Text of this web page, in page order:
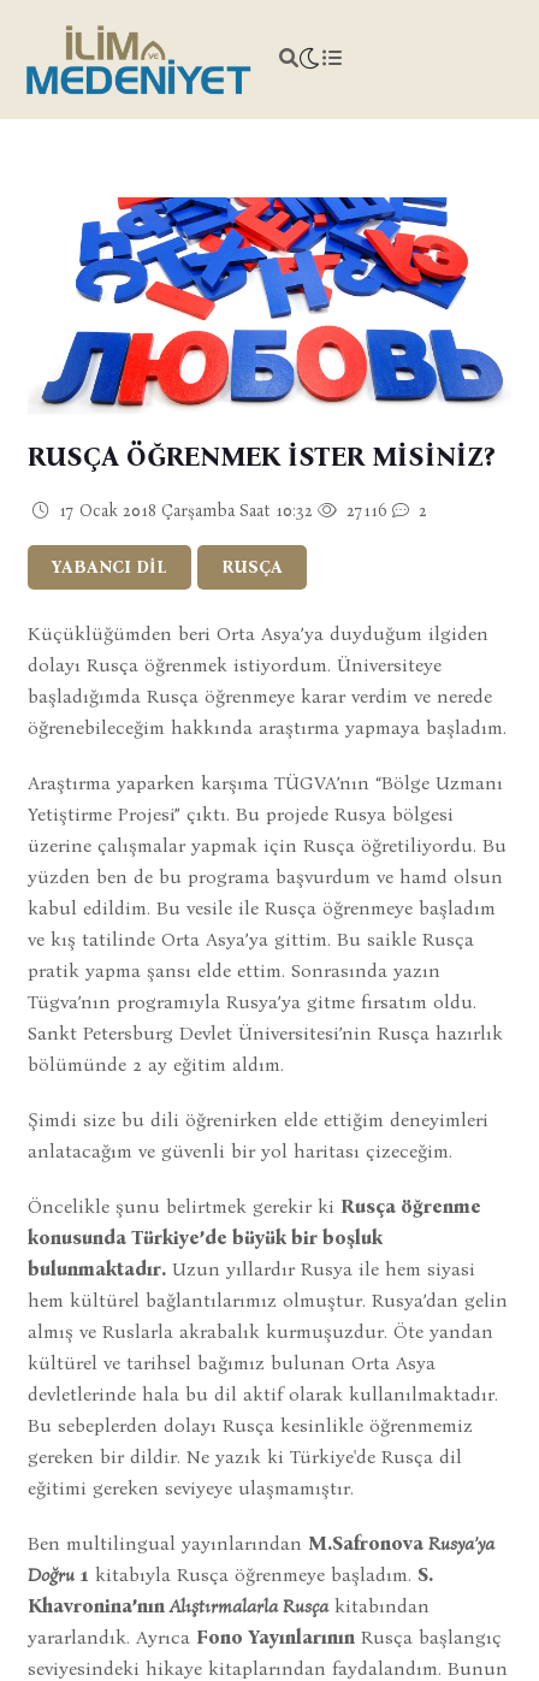
RUSÇA ÖĞRENMEK İSTER MİSİNİZ?
17 Ocak 2018 Çarşamba Saat 10:32 27116 2
YABANCI DİL RUSÇA
Küçüklüğümden beri Orta Asya’ya duyduğum ilgiden
dolayı Rusça öğrenmek istiyordum. Üniversiteye
başladığımda Rusça öğrenmeye karar verdim ve nerede
öğrenebileceğim hakkında araştırma yapmaya başladım.
Araştırma yaparken karşıma TÜGVA’nın “Bölge Uzmanı
Yetiştirme Projesi” çıktı. Bu projede Rusya bölgesi
üzerine çalışmalar yapmak için Rusça öğretiliyordu. Bu
yüzden ben de bu programa başvurdum ve hamd olsun
kabul edildim. Bu vesile ile Rusça öğrenmeye başladım
ve kış tatilinde Orta Asya’ya gittim. Bu saikle Rusça
pratik yapma şansı elde ettim. Sonrasında yazın
Tügva’nın programıyla Rusya’ya gitme fırsatım oldu.
Sankt Petersburg Devlet Üniversitesi’nin Rusça hazırlık
bölümünde 2 ay eğitim aldım.
Şimdi size bu dili öğrenirken elde ettiğim deneyimleri
anlatacağım ve güvenli bir yol haritası çizeceğim.
Öncelikle şunu belirtmek gerekir ki Rusça öğrenme
konusunda Türkiye’de büyük bir boşluk
bulunmaktadır.Uzun yıllardır Rusya ile hem siyasi
hem kültürel bağlantılarımız olmuştur. Rusya’dan gelin
almış ve Ruslarla akrabalık kurmuşuzdur. Öte yandan
kültürel ve tarihsel bağımız bulunan Orta Asya
devletlerinde hala bu dil aktif olarak kullanılmaktadır.
Bu sebeplerden dolayı Rusça kesinlikle öğrenmemiz
gereken bir dildir. Ne yazık ki Türkiye'de Rusça dil
eğitimi gereken seviyeye ulaşmamıştır.
Ben multilingual yayınlarından M.Safronova Rusya’ya
Doğru1 kitabıyla Rusça öğrenmeye başladım. S.
Khavronina’nınAlıştırmalarla Rusçakitabından
yararlandık. Ayrıca Fono Yayınlarının Rusça başlangıç
seviyesindeki hikaye kitaplarından faydalandım. Bunun